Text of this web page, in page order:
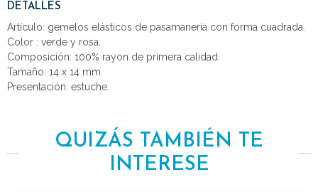
DETALLES
Artículo: gemelos elásticos de pasamanería con forma cuadrada.
Color : verde y rosa.
Composición: 100% rayon de primera calidad.
Tamaño: 14 x 14 mm.
Presentación: estuche.
QUIZÁS TAMBIÉN TE
INTERESE